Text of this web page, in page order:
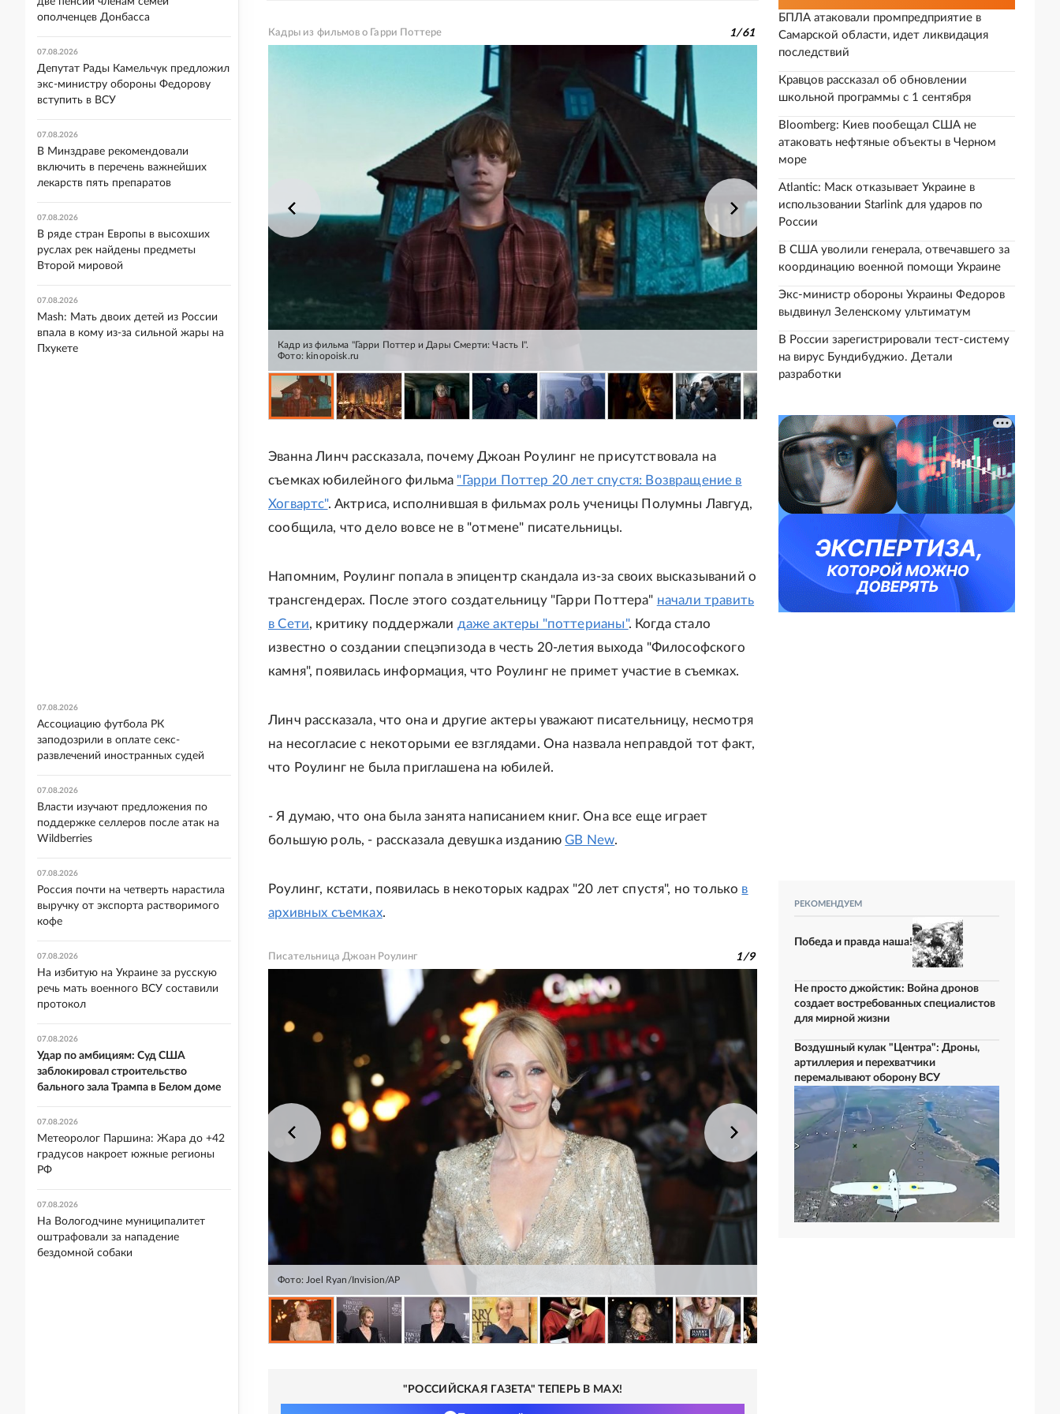
Кадры из фильмов о Гарри Поттере 1/61
Кадр из фильма "Гарри Поттер и Дары Смерти: Часть I".
Фото: kinopoisk.ru
Эванна Линч рассказала, почему Джоан Роулинг не присутствовала на
съемках юбилейного фильма "Гарри Поттер 20 лет спустя: Возвращение в
Хогвартс". Актриса, исполнившая в фильмах роль ученицы Полумны Лавгуд,
сообщила, что дело вовсе не в "отмене" писательницы.
Напомним, Роулинг попала в эпицентр скандала из-за своих высказываний о
трансгендерах. После этого создательницу "Гарри Поттера" начали травить
в Сети, критику поддержали даже актеры "поттерианы". Когда стало
известно о создании спецэпизода в честь 20-летия выхода "Философского
камня", появилась информация, что Роулинг не примет участие в съемках.
Линч рассказала, что она и другие актеры уважают писательницу, несмотря
на несогласие с некоторыми ее взглядами. Она назвала неправдой тот факт,
что Роулинг не была приглашена на юбилей.
- Я думаю, что она была занята написанием книг. Она все еще играет
большую роль, - рассказала девушка изданиюGB New.
Роулинг, кстати, появилась в некоторых кадрах "20 лет спустя", но только в
архивных съемках.
Писательница Джоан Роулинг 1/9
Фото: Joel Ryan/Invision/AP
"РОССИЙСКАЯ ГАЗЕТА" ТЕПЕРЬ В MAX!
БПЛА атаковали промпредприятие в
Самарской области, идет ликвидация
последствий
Кравцов рассказал об обновлении
школьной программы с 1 сентября
Bloomberg: Киев пообещал США не
атаковать нефтяные объекты в Черном
море
Atlantic: Маск отказывает Украине в
использовании Starlink для ударов по
России
В США уволили генерала, отвечавшего за
координацию военной помощи Украине
Экс-министр обороны Украины Федоров
выдвинул Зеленскому ультиматум
В России зарегистрировали тест-систему
на вирус Бундибуджио. Детали
разработки
РЕКОМЕНДУЕМ
Победа и правда наша!
Не просто джойстик: Война дронов
создает востребованных специалистов
для мирной жизни
Воздушный кулак "Центра": Дроны,
артиллерия и перехватчики
перемалывают оборону ВСУ
ополченцев Донбасса
07.08.2026
Депутат Рады Камельчук предложил
экс-министру обороны Федорову
вступить в ВСУ
07.08.2026
В Минздраве рекомендовали
включить в перечень важнейших
лекарств пять препаратов
07.08.2026
В ряде стран Европы в высохших
руслах рек найдены предметы
Второй мировой
07.08.2026
Mash: Мать двоих детей из России
впала в кому из-за сильной жары на
Пхукете
07.08.2026
Ассоциацию футбола РК
заподозрили в оплате секс-
развлечений иностранных судей
07.08.2026
Власти изучают предложения по
поддержке селлеров после атак на
Wildberries
07.08.2026
Россия почти на четверть нарастила
выручку от экспорта растворимого
кофе
07.08.2026
На избитую на Украине за русскую
речь мать военного ВСУ составили
протокол
07.08.2026
Удар по амбициям: Суд США
заблокировал строительство
бального зала Трампа в Белом доме
07.08.2026
Метеоролог Паршина: Жара до +42
градусов накроет южные регионы
РФ
07.08.2026
На Вологодчине муниципалитет
оштрафовали за нападение
бездомной собаки